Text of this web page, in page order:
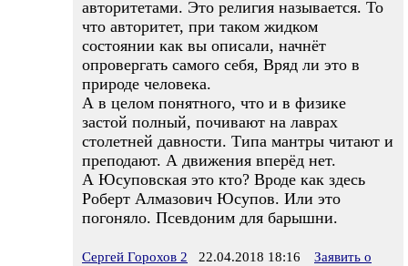
авторитетами. Это религия называется. То
что авторитет, при таком жидком
состоянии как вы описали, начнёт
опровергать самого себя, Вряд ли это в
природе человека.
А в целом понятного, что и в физике
застой полный, почивают на лаврах
столетней давности. Типа мантры читают и
преподают. А движения вперёд нет.
А Юсуповская это кто? Вроде как здесь
Роберт Алмазович Юсупов. Или это
погоняло. Псевдоним для барышни.
Сергей Горохов 2 22.04.2018 18:16
Заявить о